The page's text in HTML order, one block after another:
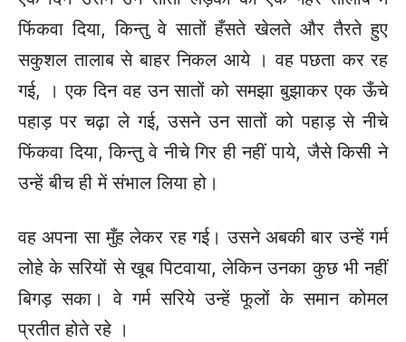
फिंकवा दिया, किन्तु वे सातों हँसते खेलते और तैरते हुए
सकुशल तालाब से बाहर निकल आये । वह पछता कर रह
गई, । एक दिन वह उन सातों को समझा बुझाकर एक ऊँचे
पहाड़ पर चढ़ा ले गई, उसने उन सातों को पहाड़ से नीचे
फिंकवा दिया, किन्तु वे नीचे गिर ही नहीं पाये, जैसे किसी ने
उन्हें बीच ही में संभाल लिया हो।
वह अपना सा मुँह लेकर रह गई। उसने अबकी बार उन्हें गर्म
लोहे के सरियों से खूब पिटवाया, लेकिन उनका कुछ भी नहीं
बिगड़ सका। वे गर्म सरिये उन्हें फूलों के समान कोमल
प्रतीत होते रहे ।